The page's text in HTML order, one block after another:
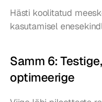
Hästi koolitatud
kasutamisel
Samm 6:
optimeerige